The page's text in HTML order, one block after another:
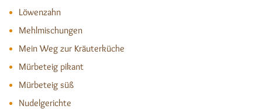
Löwenzahn
Mehlmischungen
Mein Weg zur Kräuterküche
Mürbeteig pikant
Mürbeteig süß
Nudelgerichte